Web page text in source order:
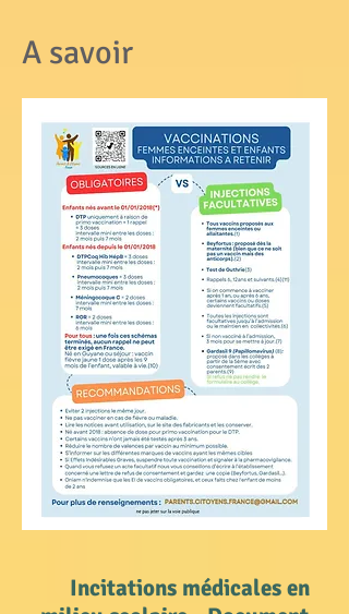
A savoir
Incitations médicales en